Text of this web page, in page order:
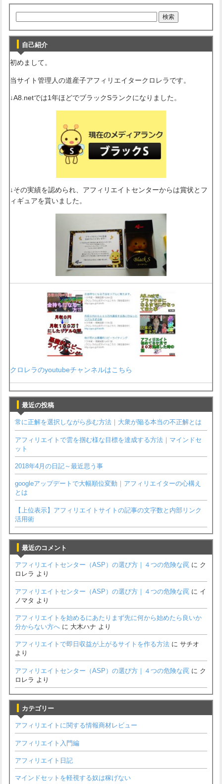
自己紹介
初めまして。
当サイト管理人の道産子アフィリエイタークロレラです。
↓A8.netでは1年ほどでブラックSランクになりました。
↓その実績を認められ、アフィリエイトセンターからは賞状とフ
ィギュアを貰いました。
クロレラのyoutubeチャンネルはこちら
最近の投稿
常に正解を選択しながら歩む方法｜大衆が陥る本当の不正解とは
アフィリエイトで雲を掴む様な目標を達成する方法｜マインドセ
ット
2018年4月の日記～最近思う事
googleアップデートで大幅順位変動｜アフィリエイターの心構え
とは
【上位表示】アフィリエイトサイトの記事の文字数と内部リンク
活用術
最近のコメント
アフィリエイトセンター（ASP）の選び方｜４つの危険な罠に ク
ロレラ より
アフィリエイトセンター（ASP）の選び方｜４つの危険な罠 に イ
ノマタ より
アフィリエイトを始めるにあたりまず先に何から始めたら良いか
分からない方へに 大木ハナ より
アフィリエイトで即日収益が上がるサイトを作る方法に サチオ
より
アフィリエイトセンター（ASP）の選び方｜４つの危険な罠 に ク
ロレラ より
カテゴリー
アフィリエイトに関する情報商材レビュー
アフィリエイト入門編
アフィリエイト日記
マインドセットを軽視する奴は稼げない